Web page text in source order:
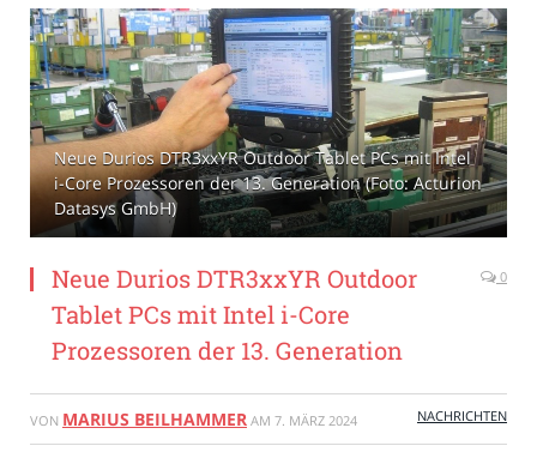
Neue Durios DTR3xxYR Outdoor Tablet PCs mit Intel
i-Core Prozessoren der 13. Generation (Foto: Acturion
Datasys GmbH)
Neue Durios DTR3xxYR Outdoor
Tablet PCs mit Intel i-Core
Prozessoren der 13. Generation
0
VON MARIUS BEILHAMMER AM 7. MÄRZ 2024 NACHRICHTEN